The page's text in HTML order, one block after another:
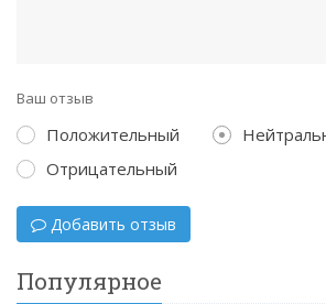
Ваш отзыв
Положительный
Отрицательный
Добавить отзыв
Популярное